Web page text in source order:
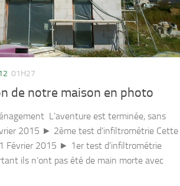
01H27
de notre maison en photo
L’aventure est terminée, sans
2015 ► 2ème test d’infiltrométrie Cette
Février 2015 ► 1er test d’infiltrométrie
ils n’ont pas été de main morte avec